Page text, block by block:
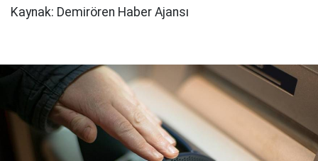
Kaynak: Demirören Haber Ajansı